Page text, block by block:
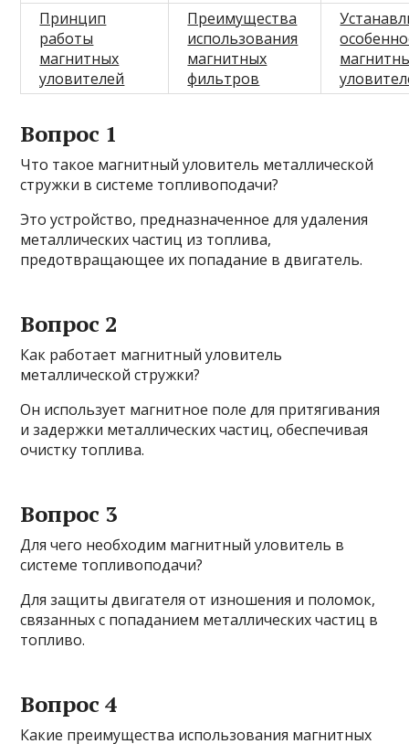
Принцип
работы
магнитных
уловителей
Преимущества
использования
магнитных
фильтров
Вопрос 1
Что такое магнитный уловитель металлической
стружки в системе топливоподачи?
Это устройство, предназначенное для удаления
металлических частиц из топлива,
предотвращающее их попадание в двигатель.
Вопрос 2
Как работает магнитный уловитель
металлической стружки?
Он использует магнитное поле для притягивания
и задержки металлических частиц, обеспечивая
очистку топлива.
Вопрос 3
Для чего необходим магнитный уловитель в
системе топливоподачи?
Для защиты двигателя от изношения и поломок,
связанных с попаданием металлических частиц в
топливо.
Вопрос 4
Какие преимущества использования магнитных